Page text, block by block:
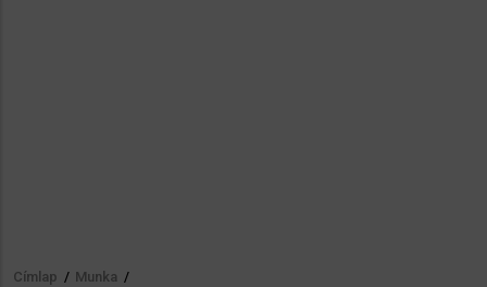
Címlap / Munka /